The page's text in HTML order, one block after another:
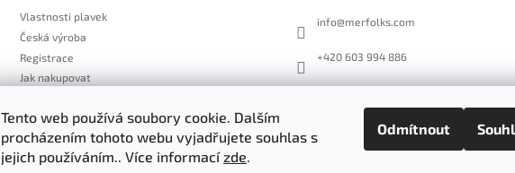
Tento web používá soubory cookie. Dalším
procházením tohoto webu vyjadřujete souhlas s
jejich používáním.. Více informacízde.
Odmítnout
Vlastnosti plavek
Česká výroba
Registrace
Jak nakupovat
Vrácení zboží a reklamace
Všeobecné obchodní podmínky
Podmínky ochrany osobních údajů
info@merfolks.com
+420 603 994 886